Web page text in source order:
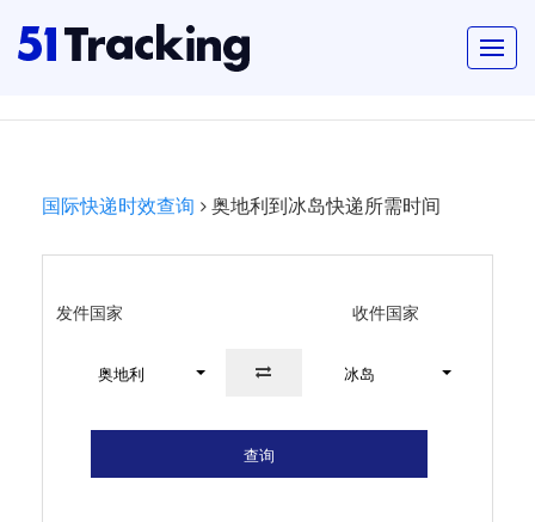
国际快递时效查询 奥地利到冰岛快递所需时间
发件国家 收件国家
奥地利 冰岛
查询